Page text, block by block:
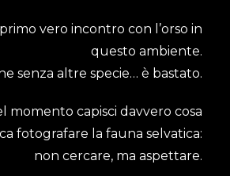
vero incontro con l’orso in
questo ambiente.
senza altre specie… è bastato.
momento capisci davvero cosa
fotografare la fauna selvatica:
non cercare, ma aspettare.